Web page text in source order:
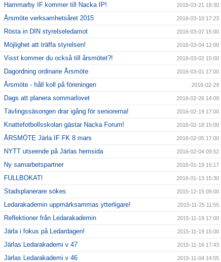
Hammarby IF kommer till Nacka IP! 2016-03-21 18:30
Årsmöte verksamhetsåret 2015 2016-03-10 17:23
Rösta in DIN styrelseledamot 2016-03-07 15:00
Möjlighet att träffa styrelsen! 2016-03-04 12:00
Visst kommer du också till årsmötet?! 2016-03-02 15:00
Dagordning ordinarie Årsmöte 2016-03-01 17:00
Årsmöte - håll koll på föreningen 2016-02-29
Dags att planera sommarlovet 2016-02-26 14:09
Tävlingssäsongen drar igång för seniorerna! 2016-02-19 17:00
Knattefotbollsskolan gästar Nacka Forum! 2016-02-18 15:00
ÅRSMÖTE Järla IF FK 8 mars 2016-02-05 17:00
NYTT utseende på Järlas hemsida 2016-02-04 09:52
Ny samarbetspartner 2016-01-19 15:17
FULLBOKAT! 2016-01-13 15:30
Stadsplanerare sökes 2015-12-15 09:00
Ledarakademin uppmärksammas ytterligare! 2015-11-25 11:55
Reflektioner från Ledarakademin 2015-11-19 17:00
Järla i fokus på Ledardagen! 2015-11-19 15:00
Järlas Ledarakademi v 47 2015-11-16 17:43
Järlas Ledarakademi v 46 2015-11-04 14:55